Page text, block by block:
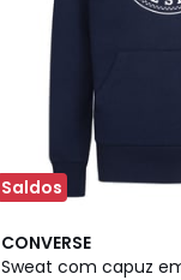
Saldos
CONVERSE
Sweat com capuz
4,8
/ 5